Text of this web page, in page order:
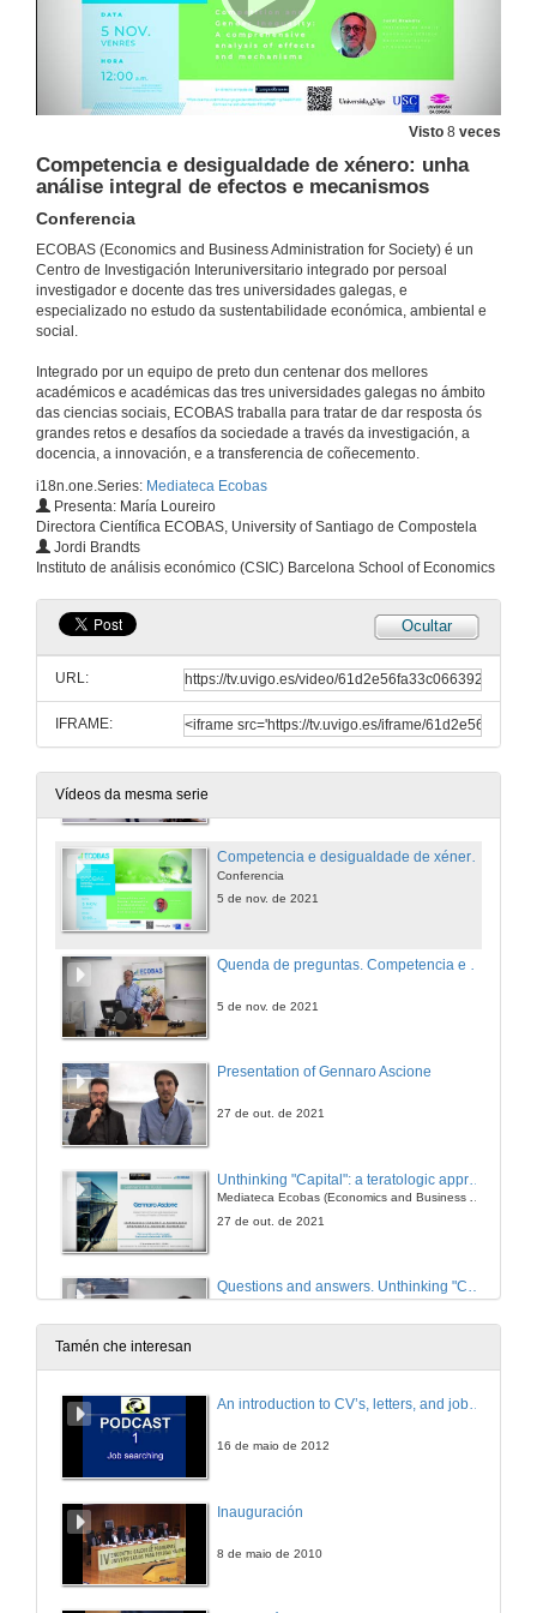
Visto 8 veces
Competencia e desigualdade de xénero: unha
análise integral de efectos e mecanismos
Conferencia
ECOBAS (Economics and Business Administration for Society) é un
Centro de Investigación Interuniversitario integrado por persoal
investigador e docente das tres universidades galegas, e
especializado no estudo da sustentabilidade económica, ambiental e
social.
Integrado por un equipo de preto dun centenar dos mellores
académicos e académicas das tres universidades galegas no ámbito
das ciencias sociais, ECOBAS traballa para tratar de dar resposta ós
grandes retos e desafíos da sociedade a través da investigación, a
docencia, a innovación, e a transferencia de coñecemento.
i18n.one.Series: Mediateca Ecobas
Presenta: María Loureiro
Directora Científica ECOBAS, University of Santiago de Compostela
Jordi Brandts
Instituto de análisis económico (CSIC) Barcelona School of Economics
Ocultar
URL:
IFRAME:
Vídeos da mesma serie
5 de xul. de 2022
21 de xuño de 2022
The impact of climate transition risks on financial stability. A systemic risk approach
Presentación de Francisco Gómez Martínez
21 de xan. de 2022
The impact of group identity on social responsibility and welfare in experimental markets
Conference
21 de xan. de 2022
Questions. The impact of group identity on social responsibility and welfare in experimental markets
Competencia e desigualdade de xénero: unha análise integral de efectos e mecanismos
Conferencia
5 de nov. de 2021
5 de nov. de 2021
Presentation of Gennaro Ascione
27 de out. de 2021
Mediateca Ecobas (Economics and Business Administration for Society)
27 de out. de 2021
Questions and answers. Unthinking "Capital": a teratologic approach to concept formation
27 de out. de 2021
Conferencia
Tamén che interesan
An introduction to CV’s, letters, and job searching
16 de maio de 2012
Inauguración
8 de maio de 2010